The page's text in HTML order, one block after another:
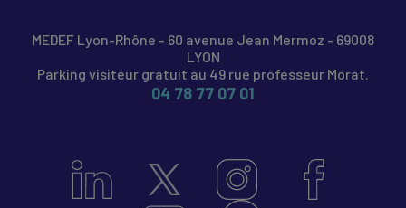
MEDEF Lyon-Rhône - 60 avenue Jean Mermoz - 69008
LYON
Parking visiteur gratuit au 49 rue professeur Morat.
04 78 77 07 01